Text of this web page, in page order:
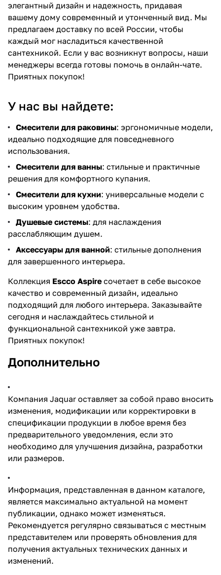
элегантный дизайн и надежность, придавая
вашему дому современный и утонченный вид. Мы
предлагаем доставку по всей России, чтобы
каждый мог насладиться качественной
сантехникой. Если у вас возникнут вопросы, наши
менеджеры всегда готовы помочь в онлайн-чате.
Приятных покупок!
У нас вы найдете:
Смесители для раковины: эргономичные модели,
идеально подходящие для повседневного
использования.
Смесители для ванны: стильные и практичные
решения для комфортного купания.
Смесители для кухни: универсальные модели с
высоким уровнем удобства.
Душевые системы: для наслаждения
расслабляющим душем.
Аксессуары для ванной: стильные дополнения
для завершенного интерьера.
Коллекция Escco Aspire сочетает в себе высокое
качество и современный дизайн, идеально
подходящий для любого интерьера. Заказывайте
сегодня и наслаждайтесь стильной и
функциональной сантехникой уже завтра.
Приятных покупок!
Дополнительно
Компания Jaquar оставляет за собой право вносить
изменения, модификации или корректировки в
спецификации продукции в любое время без
предварительного уведомления, если это
необходимо для улучшения дизайна, разработки
или размеров.
Информация, представленная в данном каталоге,
является максимально актуальной на момент
публикации, однако может изменяться.
Рекомендуется регулярно связываться с местным
представителем или проверять обновления для
получения актуальных технических данных и
изменений.